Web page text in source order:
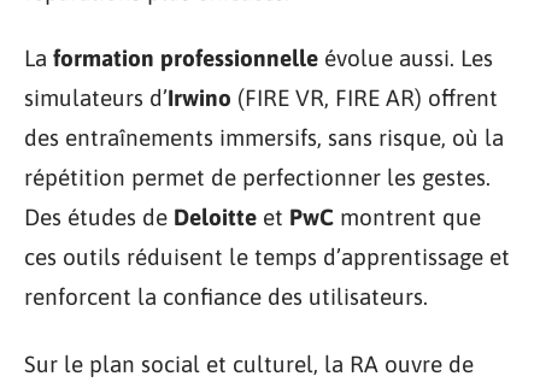
La formation professionnelle évolue aussi. Les
simulateurs d’Irwino (FIRE VR, FIRE AR) offrent
des entraînements immersifs, sans risque, où la
répétition permet de perfectionner les gestes.
Des études de Deloitte et PwC montrent que
ces outils réduisent le temps d’apprentissage et
renforcent la confiance des utilisateurs.
Sur le plan social et culturel, la RA ouvre de